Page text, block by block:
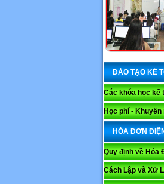
ĐÀO TẠO KẾ
Các khóa học kế
Học phí - Khuyến
HÓA ĐƠN
Quy định về Hóa
Cách Lập và Xử